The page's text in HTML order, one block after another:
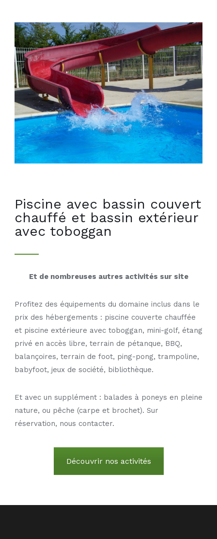
Piscine avec bassin couvert
chauffé et bassin extérieur
avec toboggan
Et de nombreuses autres activités sur site
Profitez des équipements du domaine inclus dans le
prix des hébergements : piscine couverte chauffée
et piscine extérieure avec toboggan, mini-golf, étang
privé en accès libre, terrain de pétanque, BBQ,
balançoires, terrain de foot, ping-pong, trampoline,
babyfoot, jeux de société, bibliothèque.
Et avec un supplément : balades à poneys en pleine
nature, ou pêche (carpe et brochet). Sur
réservation, nous contacter.
Découvrir nos activités